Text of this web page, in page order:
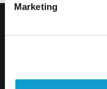
Marketing